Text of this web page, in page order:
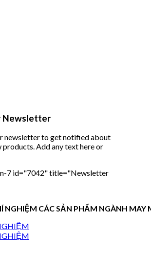
Newsletter
newsletter to get notified about
products. Add any text here or
7 id="7042" title="Newsletter
NGHIỆM CÁC SẢN PHẨM NGÀNH MAY